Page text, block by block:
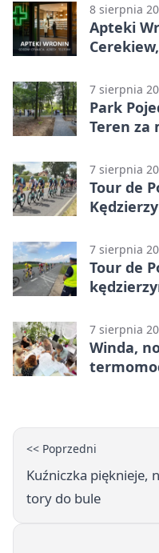
8 sierpnia
Apteki
otwarcia
7 sierpnia
Park
Teren za
7 sierpnia
Tour de
7 sierpnia
Tour de
7 sierpnia
Winda,
<< Poprzedni
Kuźniczka pięknieje,
tory do bule